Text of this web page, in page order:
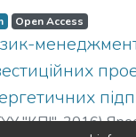
України
інститут"
Open Access
"КПІ",2016)